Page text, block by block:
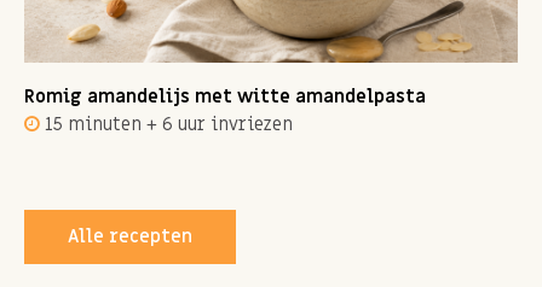
Romig amandelijs met witte amandelpasta
15 minuten + 6 uur invriezen
Alle recepten